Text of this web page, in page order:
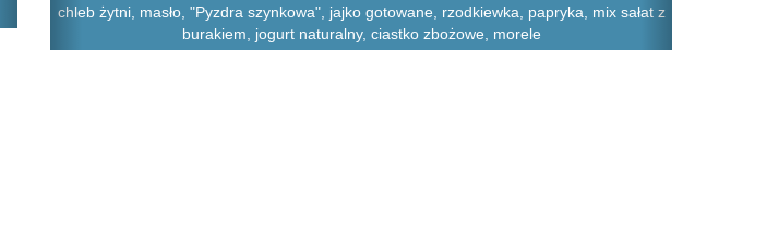
chleb żytni, masło, "Pyzdra szynkowa", jajko gotowane, rzodkiewka, papryka, mix sałat z
burakiem, jogurt naturalny, ciastko zbożowe, morele